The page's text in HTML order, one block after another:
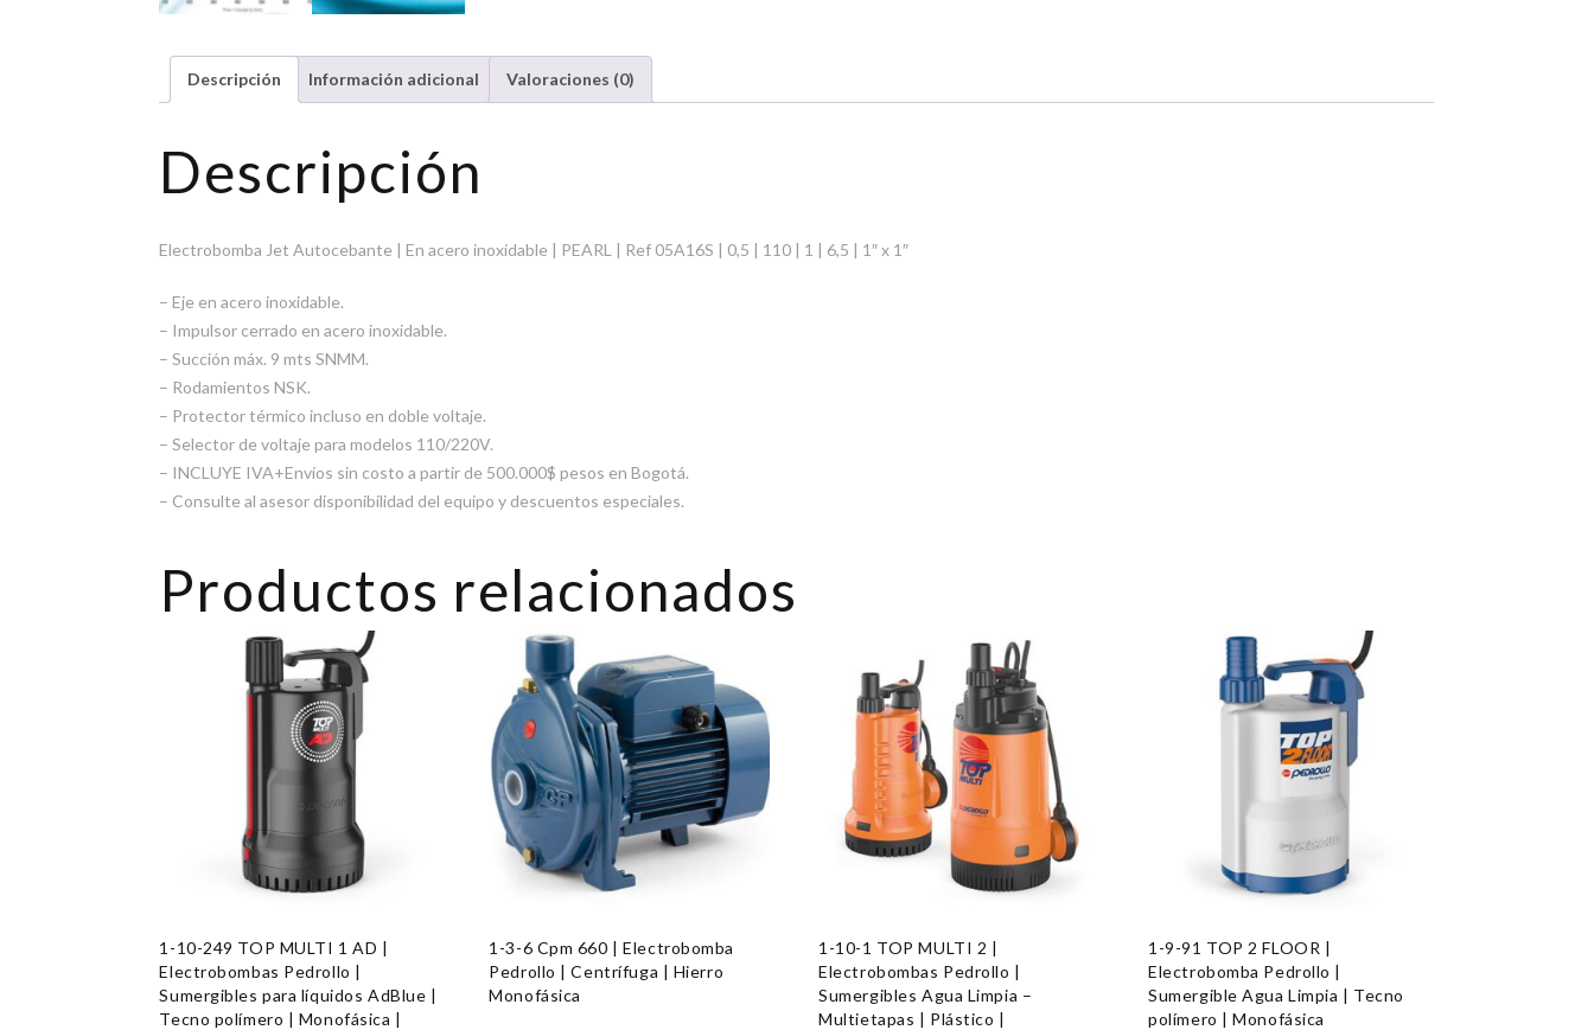
Descripción Información adicional Valoraciones (0)
Descripción
Electrobomba Jet Autocebante | En acero inoxidable | PEARL | Ref 05A16S | 0,5 | 110 | 1 | 6,5 | 1″ x 1″
– Eje en acero inoxidable.
– Impulsor cerrado en acero inoxidable.
– Succión máx. 9 mts SNMM.
– Rodamientos NSK.
– Protector térmico incluso en doble voltaje.
– Selector de voltaje para modelos 110/220V.
– INCLUYE IVA+Envíos sin costo a partir de 500.000$ pesos en Bogotá.
– Consulte al asesor disponibilidad del equipo y descuentos especiales.
Productos relacionados
1-10-249 TOP MULTI 1 AD |
Electrobombas Pedrollo |
Sumergibles para líquidos AdBlue |
Tecno polímero | Monofásica |
1-3-6 Cpm 660 | Electrobomba
Pedrollo | Centrífuga | Hierro
Monofásica
1-10-1 TOP MULTI 2 |
Electrobombas Pedrollo |
Sumergibles Agua Limpia –
Multietapas | Plástico |
1-9-91 TOP 2 FLOOR |
Electrobomba Pedrollo |
Sumergible Agua Limpia | Tecno
polímero | Monofásica